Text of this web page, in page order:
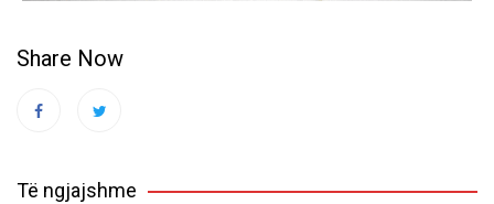
Share Now
Të ngjajshme